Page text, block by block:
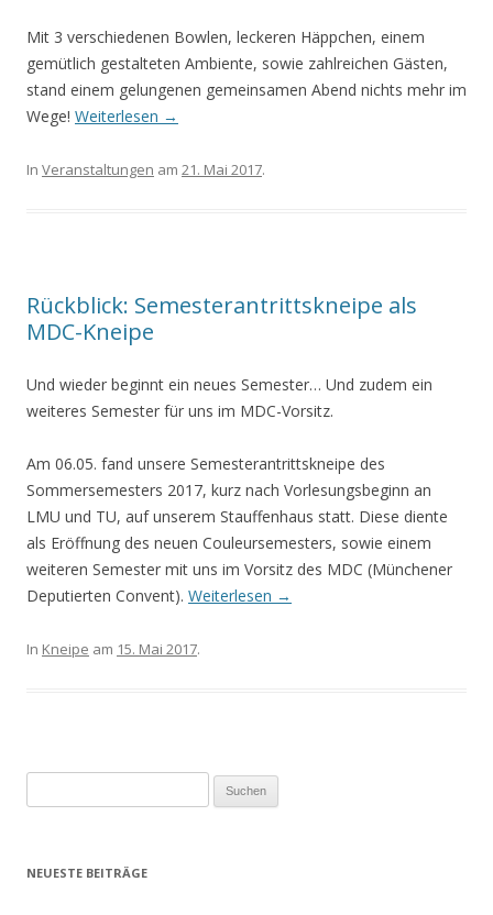
Mit 3 verschiedenen Bowlen, leckeren Häppchen, einem
gemütlich gestalteten Ambiente, sowie zahlreichen Gästen,
stand einem gelungenen gemeinsamen Abend nichts mehr im
Wege! Weiterlesen →
In Veranstaltungen am 21. Mai 2017.
Rückblick: Semesterantrittskneipe als
MDC-Kneipe
Und wieder beginnt ein neues Semester… Und zudem ein
weiteres Semester für uns im MDC-Vorsitz.
Am 06.05. fand unsere Semesterantrittskneipe des
Sommersemesters 2017, kurz nach Vorlesungsbeginn an
LMU und TU, auf unserem Stauffenhaus statt. Diese diente
als Eröffnung des neuen Couleursemesters, sowie einem
weiteren Semester mit uns im Vorsitz des MDC (Münchener
Deputierten Convent). Weiterlesen →
In Kneipe am 15. Mai 2017.
nach:
NEUESTE BEITRÄGE